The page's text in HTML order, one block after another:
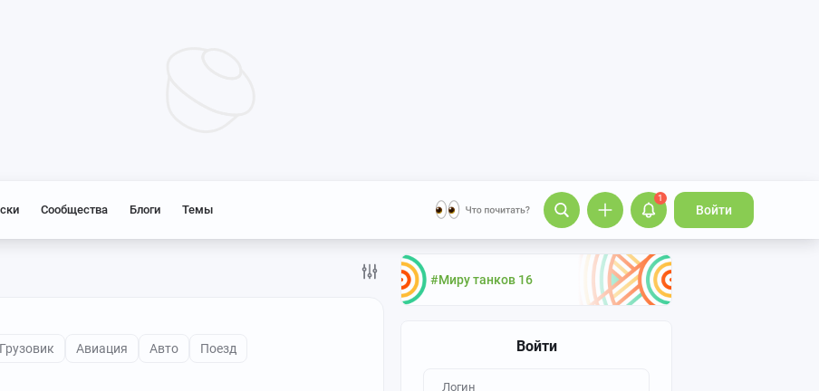
Сообщества Блоги Темы
1
Войти
#Миру танков 16
Войти
Грузовик Авиация Авто
Поезд